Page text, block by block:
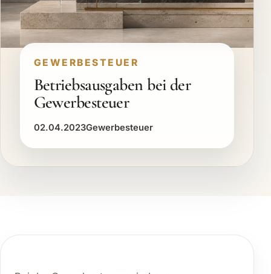
GEWERBESTEUER
Betriebsausgaben bei der
Gewerbesteuer
02.04.2023Gewerbesteuer